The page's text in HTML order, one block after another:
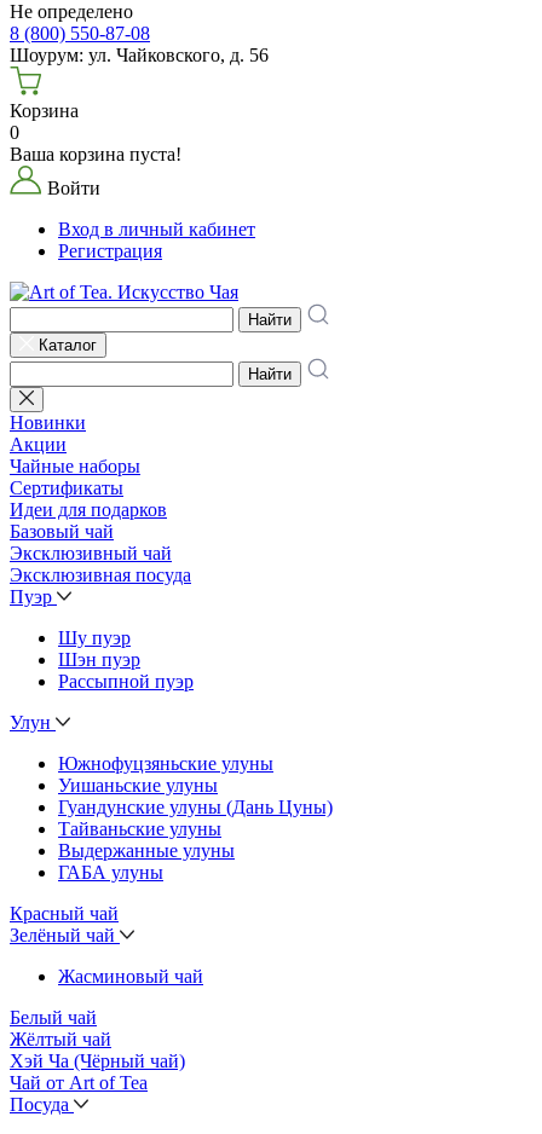
Не определено
8 (800) 550-87-08
Шоурум: ул. Чайковского, д. 56
Корзина
0
Ваша корзина пуста!
Войти
Вход в личный кабинет
Регистрация
Найти
Каталог
Найти
Новинки
Акции
Чайные наборы
Сертификаты
Идеи для подарков
Базовый чай
Эксклюзивный чай
Эксклюзивная посуда
Пуэр
Шу пуэр
Шэн пуэр
Рассыпной пуэр
Улун
Южнофуцзяньские улуны
Уишаньские улуны
Гуандунские улуны (Дань Цуны)
Тайваньские улуны
Выдержанные улуны
ГАБА улуны
Красный чай
Зелёный чай
Жасминовый чай
Белый чай
Жёлтый чай
Хэй Ча (Чёрный чай)
Чай от Art of Tea
Посуда